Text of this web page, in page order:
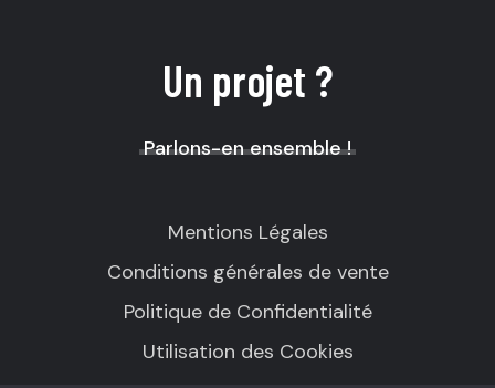
Un projet ?
Parlons-en ensemble !
Mentions Légales
Conditions générales de vente
Politique de Confidentialité
Utilisation des Cookies